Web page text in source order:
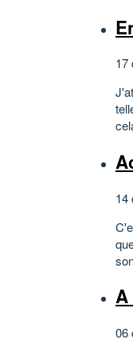
17
14
06